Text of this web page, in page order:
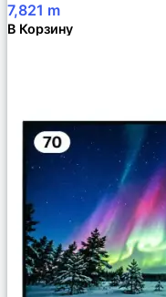
7,821 m
В Корзину